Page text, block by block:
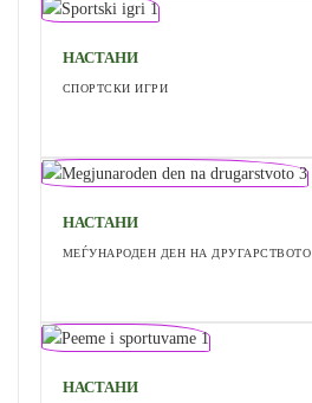
НАСТАНИ
СПОРТСКИ ИГРИ
НАСТАНИ
МЕЃУНАРОДЕН ДЕН НА ДРУГАРСТВОТО
НАСТАНИ